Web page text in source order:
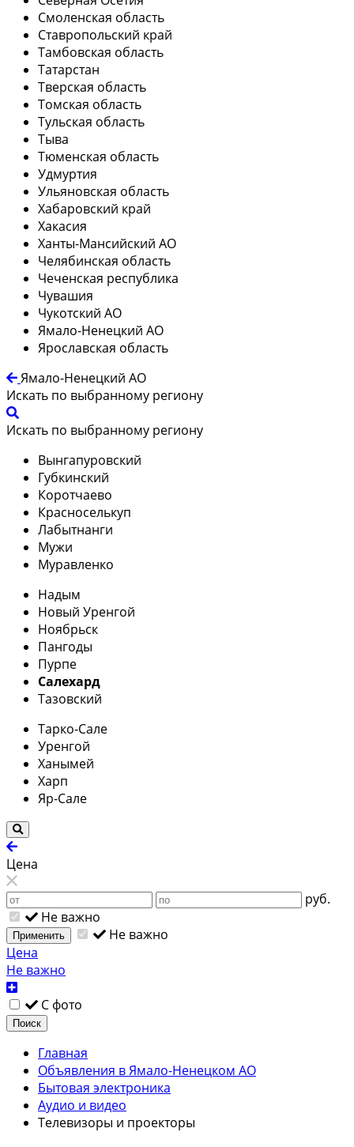
Смоленская область
Ставропольский край
Тамбовская область
Татарстан
Тверская область
Томская область
Тульская область
Тыва
Тюменская область
Удмуртия
Ульяновская область
Хабаровский край
Хакасия
Ханты-Мансийский АО
Челябинская область
Чеченская республика
Чувашия
Чукотский АО
Ямало-Ненецкий АО
Ярославская область
Ямало-Ненецкий АО
Искать по выбранному региону
Искать по выбранному региону
Вынгапуровский
Губкинский
Коротчаево
Красноселькуп
Лабытнанги
Мужи
Муравленко
Надым
Новый Уренгой
Ноябрьск
Пангоды
Пурпе
Салехард
Тазовский
Тарко-Сале
Уренгой
Ханымей
Харп
Яр-Сале
Цена
руб.
Не важно
Применить
Не важно
Цена
Не важно
С фото
Поиск
Главная
Объявления в Ямало-Ненецком АО
Бытовая электроника
Аудио и видео
Телевизоры и проекторы